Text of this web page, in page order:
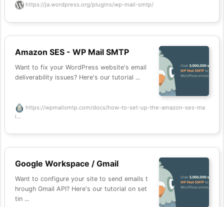
https://ja.wordpress.org/plugins/wp-mail-smtp/
Amazon SES - WP Mail SMTP
Want to fix your WordPress website's email
deliverability issues? Here's our tutorial ...
https://wpmailsmtp.com/docs/how-to-set-up-the-amazon-ses-ma
i...
Google Workspace / Gmail
Want to configure your site to send emails t
hrough Gmail API? Here's our tutorial on set
tin ...